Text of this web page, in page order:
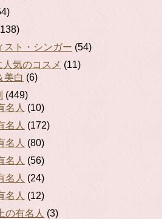
スト・シンガー (54)
気のコスメ (11)
美白 (6)
(449)
名人 (10)
名人 (172)
名人 (80)
名人 (56)
名人 (24)
名人 (12)
の有名人 (3)